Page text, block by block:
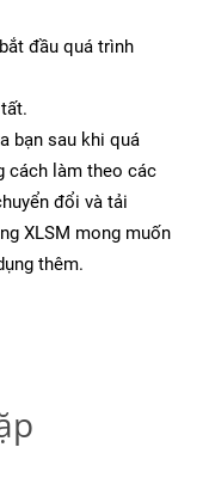
đầu quá trình
bạn sau khi quá
cách làm theo các
đổi và tải
XLSM mong muốn
thêm.